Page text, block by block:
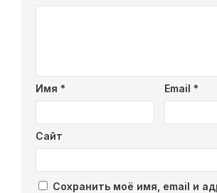
Имя * Email *
Сайт
Сохранить моё имя, email и